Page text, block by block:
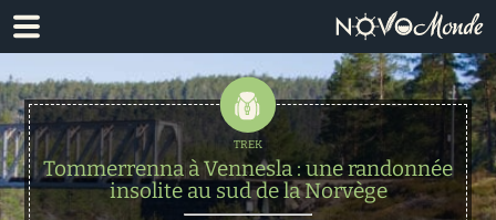
Passer
la
navigation
principale
Passer
au
contenu
principal
Tommerrenna à Vennesla : une randonnée
insolite au sud de la Norvège